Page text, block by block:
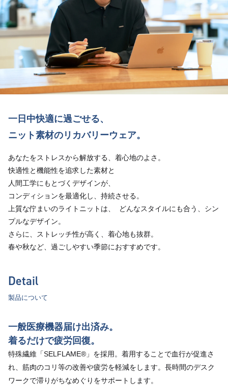
⼀⽇中快適に過ごせる、
ニット素材のリカバリーウェア。
あなたをストレスから解放する、着心地のよさ。
快適性と機能性を追求した素材と
人間工学にもとづくデザインが、
コンディションを最適化し、持続させる。
上質な佇まいのライトニットは、 どんなスタイルにも合う、シン
プルなデザイン。
さらに、ストレッチ性が高く、着心地も抜群。
春や秋など、過ごしやすい季節におすすめです。
Detail
製品について
一般医療機器届け出済み。
着るだけで疲労回復。
特殊繊維「SELFLAME®」を採用。着用することで血行が促進さ
れ、筋肉のコリ等の改善や疲労を軽減をします。長時間のデスク
ワークで滞りがちなめぐりをサポートします。